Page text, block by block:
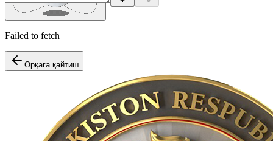
Failed to fetch
Орқага қайтиш